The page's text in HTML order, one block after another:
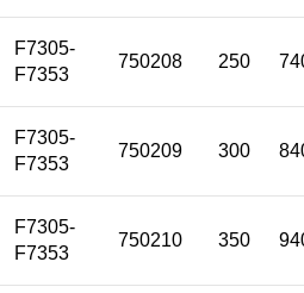
F7305-
F7353
750208 250
F7305-
F7353
750209 300
F7305-
F7353
750210 350